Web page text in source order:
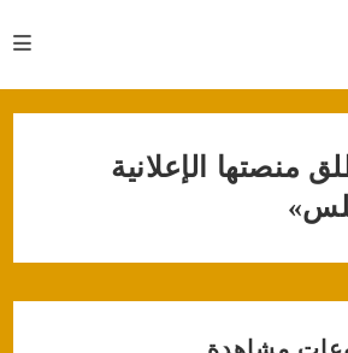
منصتها الإعلانية